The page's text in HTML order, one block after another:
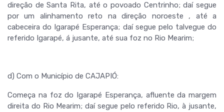
direção de Santa Rita, até o povoado Centrinho; daí segue
por um alinhamento reto na direção noroeste , até a
cabeceira do Igarapé Esperança; daí segue pelo talvegue do
referido Igarapé, á jusante, até sua foz no Rio Mearim;
d) Com o Município de CAJAPIÓ:
Começa na foz do Igarapé Esperança, afluente da margem
direita do Rio Mearim; daí segue pelo referido Rio, à jusante,